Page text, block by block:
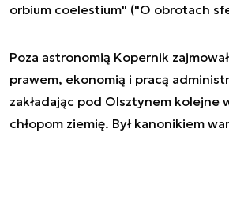
orbium coelestium" ("O obrotach
Poza astronomią Kopernik
prawem, ekonomią i pracą
zakładając pod Olsztynem kolejne
chłopom ziemię. Był kanonikiem